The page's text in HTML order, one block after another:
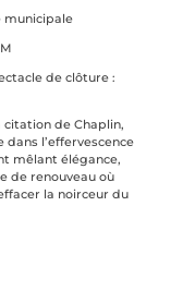
municipale
de clôture :
citation de Chaplin,
l’effervescence
mêlant élégance,
de renouveau où
la noirceur du